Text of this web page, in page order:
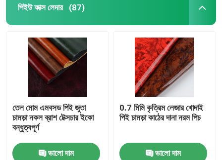
পিইউ ফাক্স লেদার (87)
তেল মোম এমবসড পিই জুতা
চামড়া নকল ব্রাশ টেক্সচার ইকো
বন্ধুত্বপূর্ণ
ভালো দাম
0.7 মিমি কৃত্রিম লেজার খোদাই
পিই চামড়া কাঠের দানা নরম পিচ
ভালো দাম